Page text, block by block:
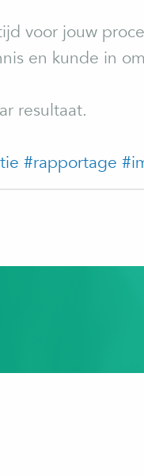
voor jouw
en kunde in
resultaat.
#rapportage